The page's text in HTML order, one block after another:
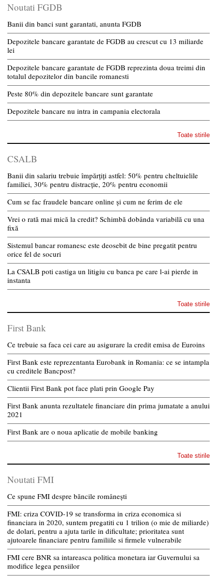
Noutati FGDB
Banii din banci sunt garantati, anunta FGDB
Depozitele bancare garantate de FGDB au crescut cu 13 miliarde
lei
Depozitele bancare garantate de FGDB reprezinta doua treimi din
totalul depozitelor din bancile romanesti
Peste 80% din depozitele bancare sunt garantate
Depozitele bancare nu intra in campania electorala
Toate stirile
CSALB
Banii din salariu trebuie împărțiți astfel: 50% pentru cheltuielile
familiei, 30% pentru distracție, 20% pentru economii
Cum se fac fraudele bancare online și cum ne ferim de ele
Vrei o rată mai mică la credit? Schimbă dobânda variabilă cu una
fixă
Sistemul bancar romanesc este deosebit de bine pregatit pentru
orice fel de socuri
La CSALB poti castiga un litigiu cu banca pe care l-ai pierde in
instanta
Toate stirile
First Bank
Ce trebuie sa faca cei care au asigurare la credit emisa de Euroins
First Bank este reprezentanta Eurobank in Romania: ce se intampla
cu creditele Bancpost?
Clientii First Bank pot face plati prin Google Pay
First Bank anunta rezultatele financiare din prima jumatate a anului
2021
First Bank are o noua aplicatie de mobile banking
Toate stirile
Noutati FMI
Ce spune FMI despre băncile românești
FMI: criza COVID-19 se transforma in criza economica si
financiara in 2020, suntem pregatiti cu 1 trilion (o mie de miliarde)
de dolari, pentru a ajuta tarile in dificultate; prioritatea sunt
ajutoarele financiare pentru familiile si firmele vulnerabile
FMI cere BNR sa intareasca politica monetara iar Guvernului sa
modifice legea pensiilor